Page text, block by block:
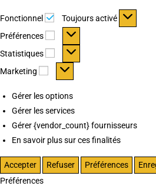
Fonctionnel Fonctionnel
Toujours activé
Préférences
Préférences
Statistiques Statistiques
Marketing Marketing
Gérer les options
Gérer les services
Gérer {vendor_count} fournisseurs
En savoir plus sur ces finalités
Accepter Refuser Préférences
Préférences